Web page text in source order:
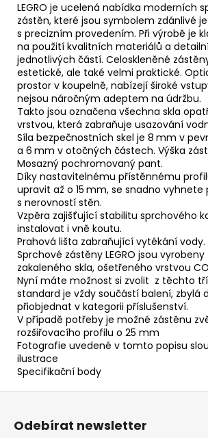
LEGRO je ucelená nabídka moderních
zástěn, které jsou symbolem zdánlivé
s precizním provedením. Při výrobě je
na použití kvalitních materiálů a
jednotlivých částí. Celoskleněné
estetické, ale také velmi praktické.
prostor v koupelně, nabízejí široké
nejsou náročným adeptem na údržbu.
Takto jsou označena všechna skla
vrstvou, která zabraňuje usazování
Síla bezpečnostních skel je 8 mm v
a 6 mm v otočných částech. Výška
Mosazný pochromovaný pant.
Díky nastavitelnému přístěnnému
upravit až o 15 mm, se snadno
s nerovností stěn.
Vzpěra zajišťující stabilitu sprchového
instalovat i vně koutu.
Prahová lišta zabraňující vytékání vody.
Sprchové zástěny LEGRO jsou vyrobeny
zakaleného skla, ošetřeného vrstvou
Nyní máte možnost si zvolit z těchto
standard je vždy součástí balení, zbylá
přiobjednat v kategorii příslušenství.
V případě potřeby je možné zástěnu
rozšiřovacího profilu o 25 mm
Fotografie uvedené v tomto popisu
ilustrace
Specifikační body
Odebírat newsletter